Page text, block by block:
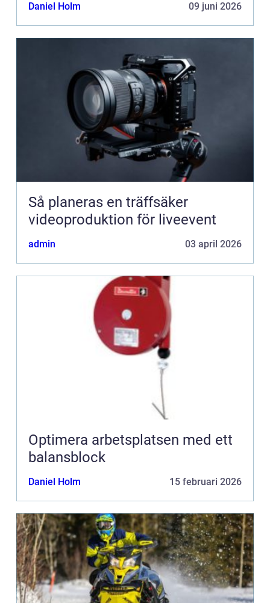
Daniel Holm 09 juni 2026
Så planeras en träffsäker
videoproduktion för liveevent
admin 03 april 2026
Optimera arbetsplatsen med ett
balansblock
Daniel Holm 15 februari 2026